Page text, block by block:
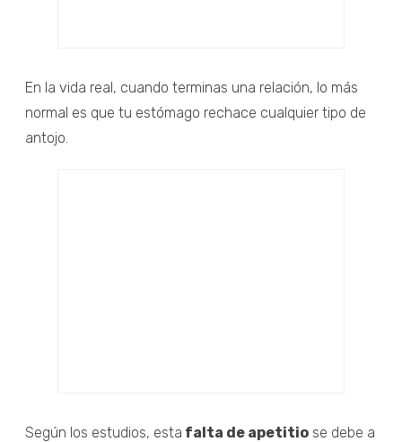
En la vida real, cuando terminas una relación, lo más
normal es que tu estómago rechace cualquier tipo de
antojo.
Según los estudios, esta falta de apetitio se debe a